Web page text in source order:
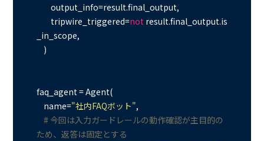
        tripwire_triggered=
not result.final_output.is
_in_scope,
faq_agent = Agent(
    name=
"社内FAQボット",
# 今回は入力ガードレールの動作確認が主目的の
ため、返答は固定とする